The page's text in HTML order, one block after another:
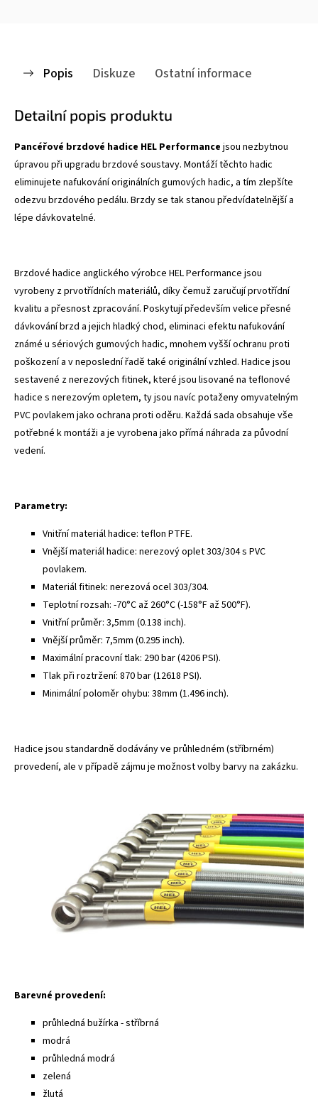
Popis Diskuze Ostatní informace
Detailní popis produktu
Pancéřové brzdové hadice HEL Performance jsou nezbytnou
úpravou při upgradu brzdové soustavy. Montáží těchto hadic
eliminujete nafukování originálních gumových hadic, a tím zlepšíte
odezvu brzdového pedálu. Brzdy se tak stanou předvídatelnější a
lépe dávkovatelné.
Brzdové hadice anglického výrobce HEL Performance jsou
vyrobeny z prvotřídních materiálů, díky čemuž zaručují prvotřídní
kvalitu a přesnost zpracování. Poskytují především velice přesné
dávkování brzd a jejich hladký chod, eliminaci efektu nafukování
známé u sériových gumových hadic, mnohem vyšší ochranu proti
poškození a v neposlední řadě také originální vzhled. Hadice jsou
sestavené z nerezových fitinek, které jsou lisované na teflonové
hadice s nerezovým opletem, ty jsou navíc potaženy omyvatelným
PVC povlakem jako ochrana proti oděru. Každá sada obsahuje vše
potřebné k montáži a je vyrobena jako přímá náhrada za původní
vedení.
Parametry:
Vnitřní materiál hadice: teflon PTFE.
Vnější materiál hadice: nerezový oplet 303/304 s PVC
povlakem.
Materiál fitinek: nerezová ocel 303/304.
Teplotní rozsah: -70°C až 260°C (-158°F až 500°F).
Vnitřní průměr: 3,5mm (0.138 inch).
Vnější průměr: 7,5mm (0.295 inch).
Maximální pracovní tlak: 290 bar (4206 PSI).
Tlak při roztržení: 870 bar (12618 PSI).
Minimální poloměr ohybu: 38mm (1.496 inch).
Hadice jsou standardně dodávány ve průhledném (stříbrném)
provedení, ale v případě zájmu je možnost volby barvy na zakázku.
Barevné provedení:
průhledná bužírka - stříbrná
modrá
průhledná modrá
zelená
žlutá